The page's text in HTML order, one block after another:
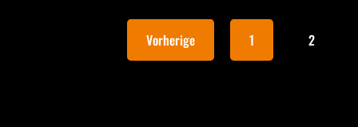
Vorherige 1 2